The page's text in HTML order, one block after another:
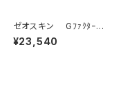
ゼオスキン Gﾌｧｸﾀｰｾ
ﾗﾑ（美容クリーム）
¥23,540